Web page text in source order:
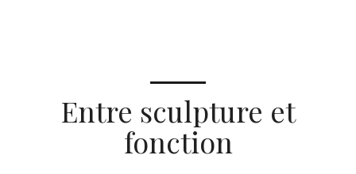
Entre sculpture et
fonction